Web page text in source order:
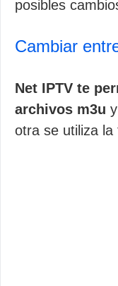
posibles
Cambiar
Net IPTV te
archivos m3u
otra se utiliza la